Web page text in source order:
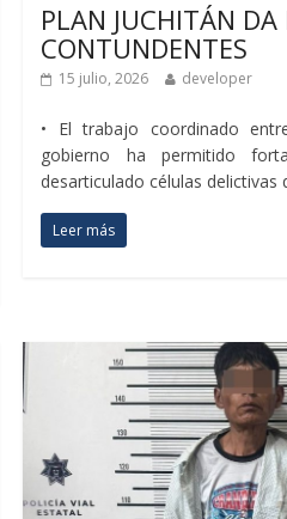
PLAN JUCHITÁN DA
CONTUNDENTES
15 julio, 2026 developer
• El trabajo coordinado
gobierno ha permitido
desarticulado células delictivas
Leer más